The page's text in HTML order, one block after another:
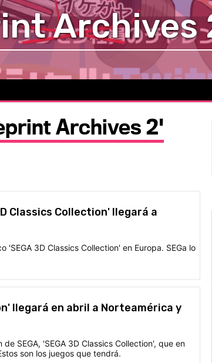
Archives
Archives 2'
Classics Collection' llegará a
'SEGA 3D Classics Collection' en Europa. SEGa lo
llegará en abril a Norteamérica y
SEGA, 'SEGA 3D Classics Collection', que en
son los juegos que tendrá.